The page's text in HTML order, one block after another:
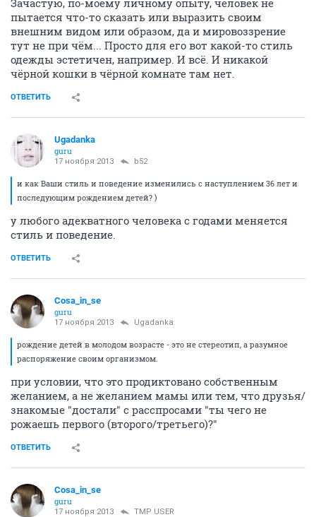
Зачастую, по-моему личному опыту, человек не
пытается что-то сказать или выразить своим
внешним видом или образом, да и мировоззрение
тут не при чём... Просто для его вот какой-то стиль
одежды эстетичен, например. И всё. И никакой
чёрной кошки в чёрной комнате там нет.
ОТВЕТИТЬ
Ugadanka
guru
17 ноября 2013 b52
и как Ваши стиль и поведение изменились с наступлением 36 лет и
последующим рождением детей? )
у любого адекватного человека с годами меняется
стиль и поведение.
ОТВЕТИТЬ
Cosa_in_se
guru
17 ноября 2013 Ugadanka
рождение детей в молодом возрасте - это не стереотип, а разумное
распоряжение своим организмом.
при условии, что это продиктовано собственным
желанием, а не желанием мамы или тем, что друзья/
знакомые "достали" с расспросами "ты чего не
рожаешь первого (второго/третьего)?"
ОТВЕТИТЬ
Cosa_in_se
guru
17 ноября 2013 TMP USER